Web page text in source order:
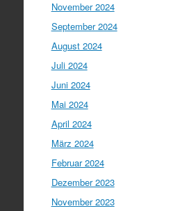
November 2024
September 2024
August 2024
Juli 2024
Juni 2024
Mai 2024
April 2024
März 2024
Februar 2024
Dezember 2023
November 2023